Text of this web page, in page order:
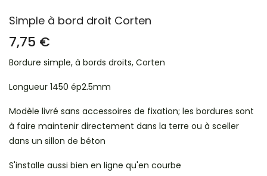
Simple à bord droit Corten
7,75 €
Bordure simple, à bords droits, Corten
Longueur 1450 ép2.5mm
Modèle livré sans accessoires de fixation; les bordures sont
à faire maintenir directement dans la terre ou à sceller
dans un sillon de béton
S'installe aussi bien en ligne qu'en courbe